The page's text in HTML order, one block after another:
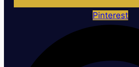
Pinterest